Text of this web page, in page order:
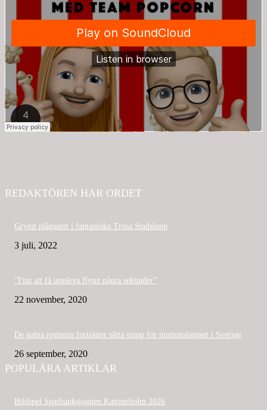
REDAKTÖREN HAR ORDET
Grymt plågsamt i fantastiska Trosa Stadslopp
3 juli, 2022
”Fint att få uppleva flytet några sekunder”
22 november, 2020
De galna reglerna fortsätter sätta stopp för motionsloppen i Sverige
26 september, 2020
POPULÄRA ARTIKLAR
Bildspel Sparbanksjoggen Katrineholm 2026